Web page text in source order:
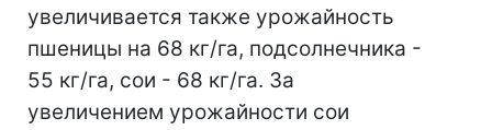
увеличивается также урожайность
пшеницы на 68 кг/га, подсолнечника -
55 кг/га, сои - 68 кг/га. За
увеличением урожайности сои